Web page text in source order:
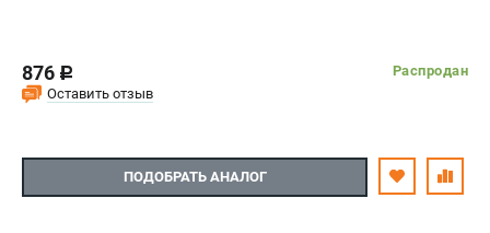
876 c
Распродан
Оставить отзыв
ПОДОБРАТЬ АНАЛОГ